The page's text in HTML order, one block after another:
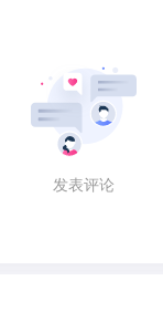
发表评论